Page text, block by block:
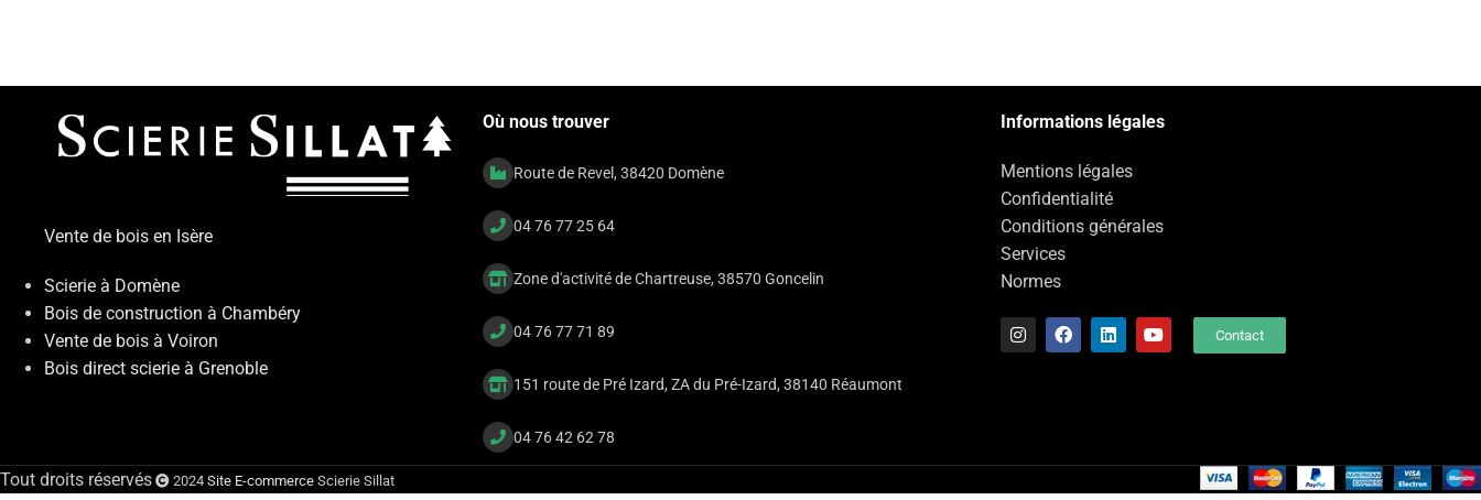
Vente de bois en Isère
Scierie à Domène
Bois de construction à Chambéry
Vente de bois à Voiron
Bois direct scierie à Grenoble
Où nous trouver
Route de Revel, 38420 Domène
04 76 77 25 64
Zone d'activité de Chartreuse, 38570 Goncelin
04 76 77 71 89
151 route de Pré Izard, ZA du Pré-Izard, 38140 Réaumont
04 76 42 62 78
Informations légales
Mentions légales
Confidentialité
Conditions générales
Services
Normes
Contact
Tout droits réservés 2024 Site E-commerce Scierie Sillat